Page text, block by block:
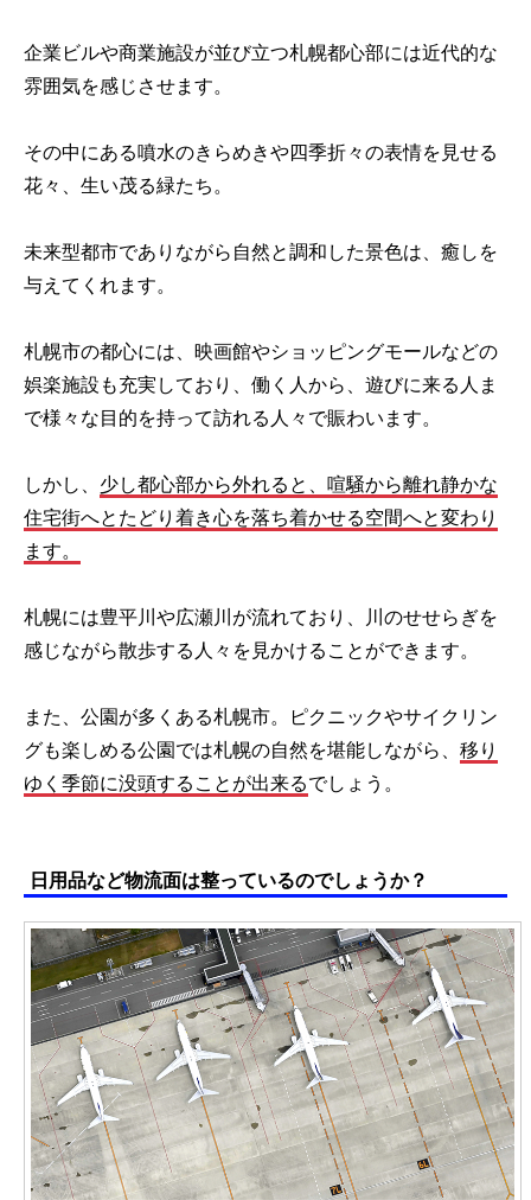
企業ビルや商業施設が並び立つ札幌都心部には近代的な
雰囲気を感じさせます。
その中にある噴水のきらめきや四季折々の表情を見せる
花々、生い茂る緑たち。
未来型都市でありながら自然と調和した景色は、癒しを
与えてくれます。
札幌市の都心には、映画館やショッピングモールなどの
娯楽施設も充実しており、働く人から、遊びに来る人ま
で様々な目的を持って訪れる人々で賑わいます。
しかし、 少し都心部から外れると、喧騒から離れ静かな
住宅街へとたどり着き心を落ち着かせる空間へと変わり
ます。
札幌には豊平川や広瀬川が流れており、川のせせらぎを
感じながら散歩する人々を見かけることができます。
また、公園が多くある札幌市。ピクニックやサイクリン
グも楽しめる公園では札幌の自然を堪能しながら、 移り
ゆく季節に没頭することが出来るでしょう。
日用品など物流面は整っているのでしょうか？